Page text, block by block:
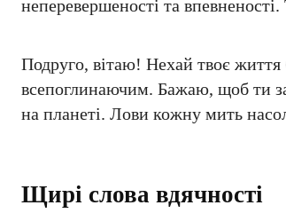
неперевершеності та
Подруго, вітаю! Нехай твоє життя
всепоглинаючим. Бажаю, щоб ти
на планеті. Лови кожну мить
Щирі слова вдячності